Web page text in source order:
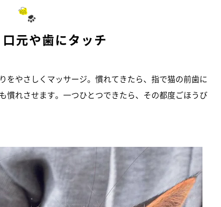
元や歯にタッチ
をやさしくマッサージ。慣れてきたら、指で猫の前歯に
慣れさせます。一つひとつできたら、その都度ごほうび